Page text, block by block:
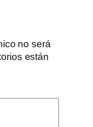
no será
están